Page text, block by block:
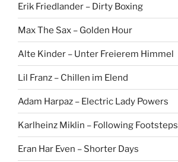
Erik Friedlander – Dirty Boxing
Max The Sax – Golden Hour
Alte Kinder – Unter Freierem Himmel
Lil Franz – Chillen im Elend
Adam Harpaz – Electric Lady Powers
Karlheinz Miklin – Following Footsteps
Eran Har Even – Shorter Days